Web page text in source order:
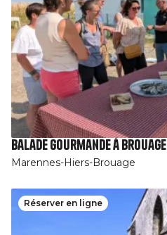
Balade gourmande à Brouage
Marennes-Hiers-Brouage
Réserver en ligne